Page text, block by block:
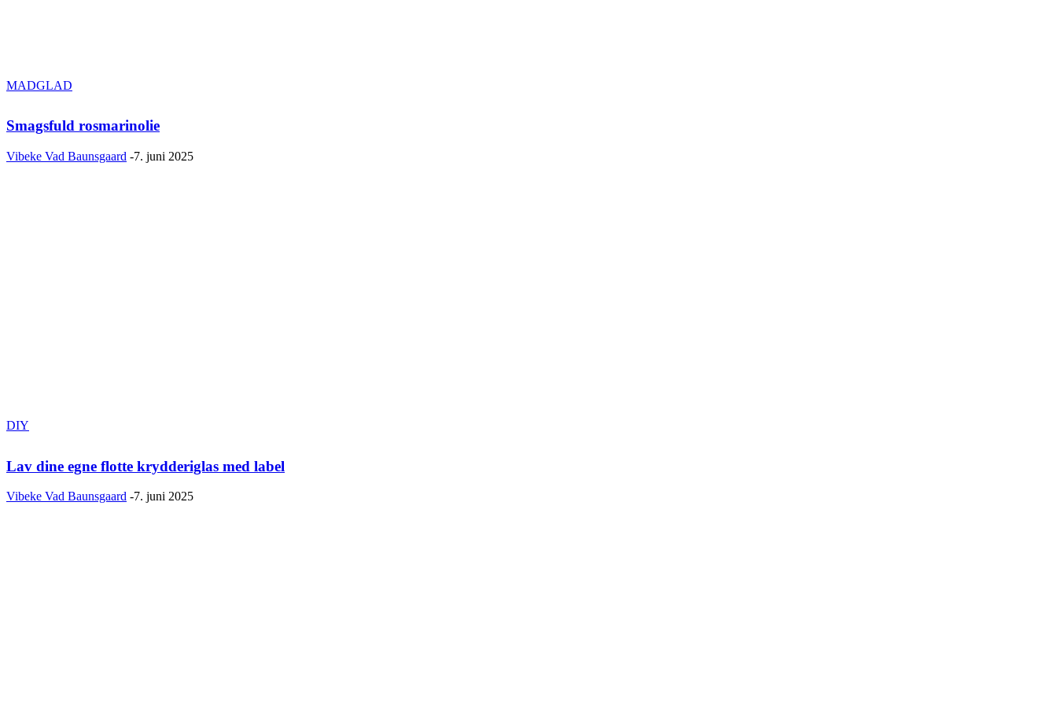
MADGLAD
Smagsfuld rosmarinolie
Vibeke Vad Baunsgaard -7. juni 2025
DIY
Lav dine egne flotte krydderiglas med label
Vibeke Vad Baunsgaard -7. juni 2025